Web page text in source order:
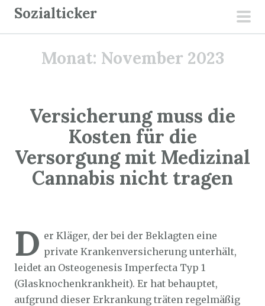
Sozialticker
Monat: November 2023
Versicherung muss die
Kosten für die
Versorgung mit Medizinal
Cannabis nicht tragen
D er Kläger, der bei der Beklagten eine
private Krankenversicherung unterhält,
leidet an Osteogenesis Imperfecta Typ 1
(Glasknochenkrankheit). Er hat behauptet,
aufgrund dieser Erkrankung träten regelmäßig